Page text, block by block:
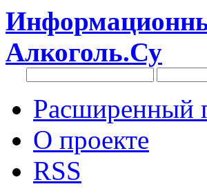
Алкоголь.Су
Расширенный
О проекте
RSS